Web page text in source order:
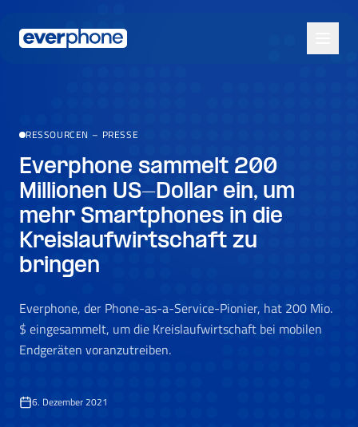
RESSOURCEN – PRESSE
Everphone sammelt 200
Millionen US-Dollar ein, um
mehr Smartphones in die
Kreislaufwirtschaft zu
bringen
Everphone, der Phone-as-a-Service-Pionier, hat 200 Mio.
$ eingesammelt, um die Kreislaufwirtschaft bei mobilen
Endgeräten voranzutreiben.
6. Dezember 2021